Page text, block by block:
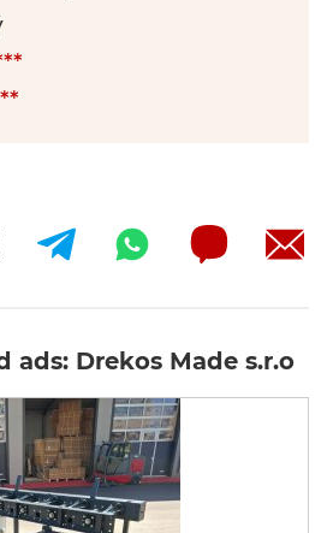
ads: Drekos Made s.r.o